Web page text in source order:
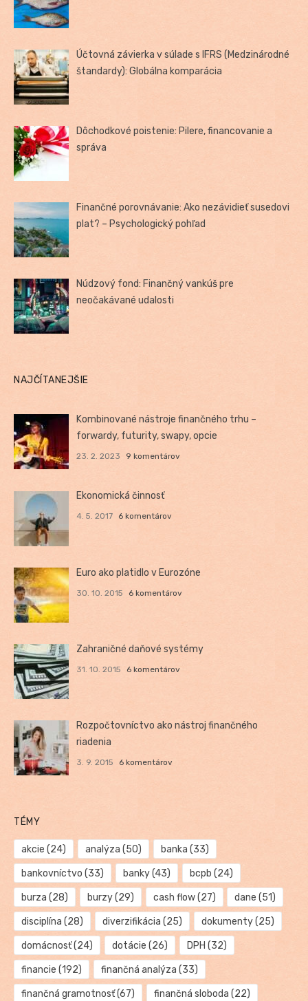
Účtovná závierka v súlade s IFRS (Medzinárodné
štandardy): Globálna komparácia
Dôchodkové poistenie: Pilere, financovanie a
správa
Finančné porovnávanie: Ako nezávidieť susedovi
plat? – Psychologický pohľad
Núdzový fond: Finančný vankúš pre
neočakávané udalosti
NAJČÍTANEJŠIE
Kombinované nástroje finančného trhu –
forwardy, futurity, swapy, opcie
23. 2. 2023 9 komentárov
Ekonomická činnosť
4. 5. 2017 6 komentárov
Euro ako platidlo v Eurozóne
30. 10. 2015 6 komentárov
Zahraničné daňové systémy
31. 10. 2015 6 komentárov
Rozpočtovníctvo ako nástroj finančného
riadenia
3. 9. 2015 6 komentárov
TÉMY
akcie (24) analýza (50) banka (33)
bankovníctvo (33) banky(43) bcpb (24)
burza (28) burzy(29) cash flow(27) dane (51)
disciplína (28) diverzifikácia (25) dokumenty(25)
domácnosť(24) dotácie (26) DPH (32)
financie (192) finančná analýza (33)
finančná gramotnosť(67) finančná sloboda (22)